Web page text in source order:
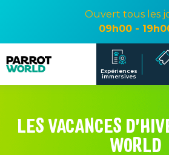
Ouvert tous les
09h00 -
LES VACANCES
WORLD